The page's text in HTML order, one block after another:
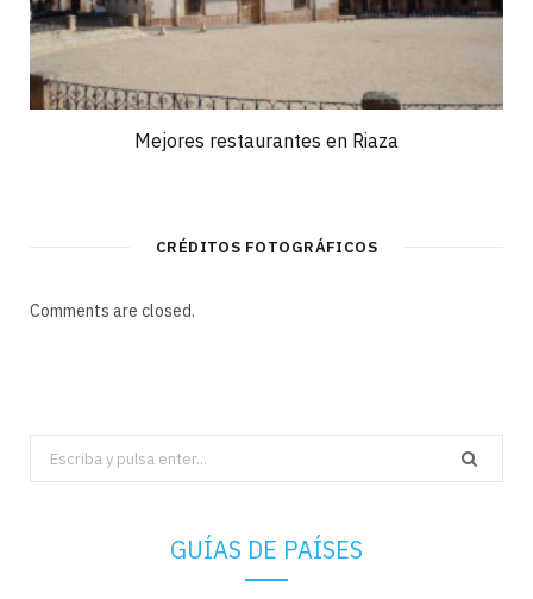
Mejores restaurantes en Riaza
CRÉDITOS FOTOGRÁFICOS
Comments are closed.
Search
for:
GUÍAS DE PAÍSES